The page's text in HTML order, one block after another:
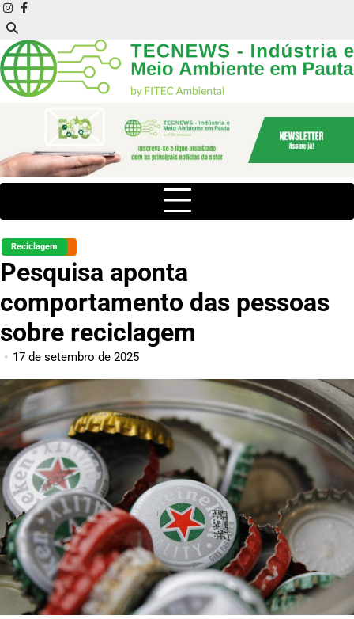
Skip
to
content
instagram
facebook
Reciclagem
Pesquisa aponta
comportamento das pessoas
sobre reciclagem
17 de setembro de 2025